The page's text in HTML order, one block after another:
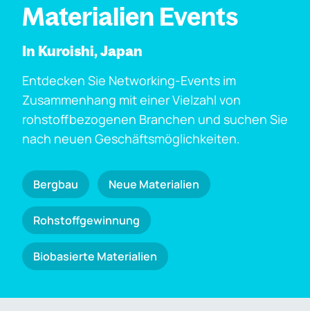
Materialien Events
In Kuroishi, Japan
Entdecken Sie Networking-Events im
Zusammenhang mit einer Vielzahl von
rohstoffbezogenen Branchen und suchen Sie
nach neuen Geschäftsmöglichkeiten.
Bergbau Neue Materialien
Rohstoffgewinnung
Biobasierte Materialien